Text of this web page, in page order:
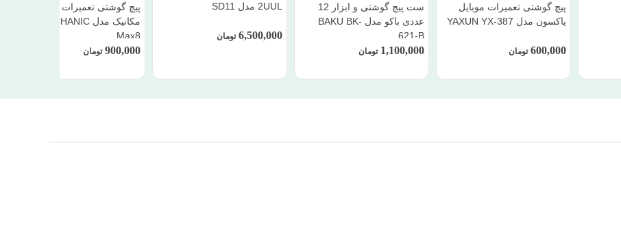
پیچ گوشتی تعمیرات موبایل
یاکسون مدل YAXUN YX-387
600,000 تومان
ست پیچ گوشتی و ابزار 12
عددی باکو مدل BAKU BK-
621-B
1,100,000 تومان
2UUL مدل SD11
6,500,000 تومان
پیچ گوشتی تعمیرات موبایل
مکانیک مدل MECHANIC
Max8
900,000 تومان